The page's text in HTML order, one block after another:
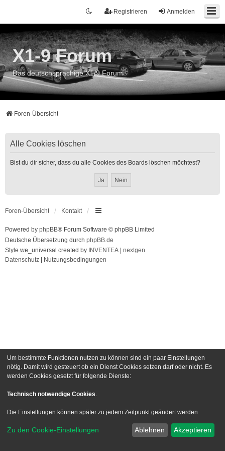
Anmelden
Registrieren
X1-9 Forum
Das deutschsprachige X1/9 Forum
Foren-Übersicht
Alle Cookies löschen
Bist du dir sicher, dass du alle Cookies des Boards löschen möchtest?
Foren-Übersicht Kontakt
Powered by phpBB® Forum Software © phpBB Limited
Deutsche Übersetzung durch phpBB.de
Style we_universal created by INVENTEA
nextgen
Datenschutz
Nutzungsbedingungen
Um bestimmte Funktionen nutzen zu können sind ein paar Einstellungen
nötig. Damit wird gesteuert ob ein Dienst Cookies setzen darf oder nicht. Es
werden Cookies gesetzt für folgende Dienste:
Technisch notwendige Cookies.
Die Einstellungen können später zu jedem Zeitpunkt geändert werden.
Zu den Cookie-Einstellungen Ablehnen Akzeptieren